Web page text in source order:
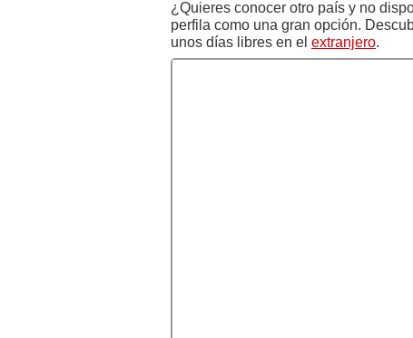
¿Quieres conocer otro país y no
perfila como una gran opción.
unos días libres en el extranjero.